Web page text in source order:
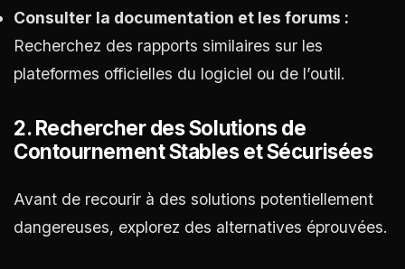
Consulter la documentation et les forums :
Recherchez des rapports similaires sur les
plateformes officielles du logiciel ou de l’outil.
2. Rechercher des Solutions de
Contournement Stables et Sécurisées
Avant de recourir à des solutions potentiellement
dangereuses, explorez des alternatives éprouvées.